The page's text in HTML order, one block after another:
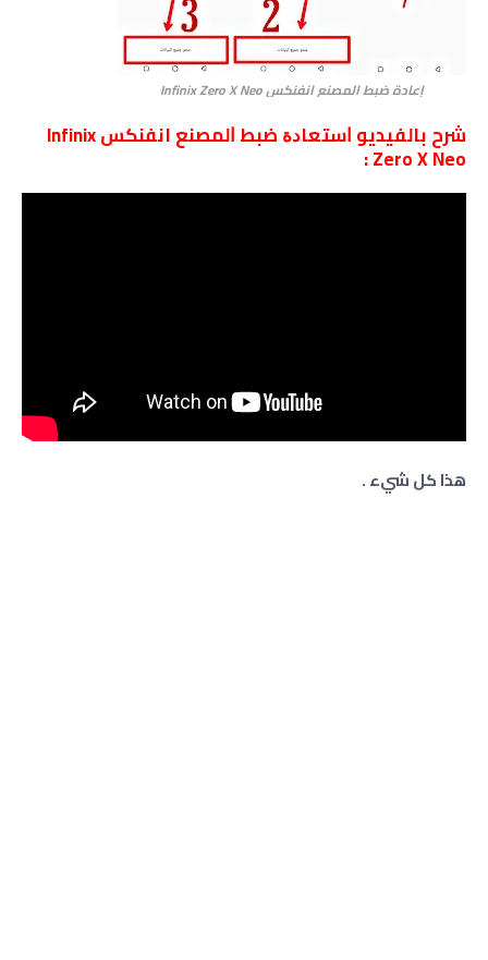
إعادة ضبط المصنع انفنكس Infinix Zero X Neo
شرح بالفيديو ﺍﺳﺘﻌﺎﺩﺓ ﺿﺒﻂ ﺍﻟﻤﺼﻨﻊ انفنكس Infinix
Zero X Neo :
هذا كل شيء .